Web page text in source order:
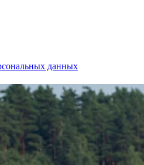
данных